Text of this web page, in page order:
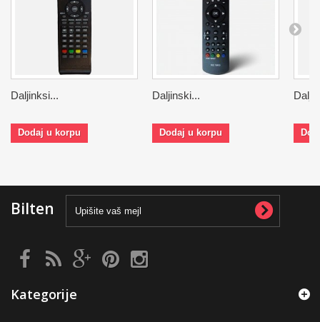
Daljinksi...
Dodaj u korpu
Daljinski...
Dodaj u korpu
Bilten
Kategorije